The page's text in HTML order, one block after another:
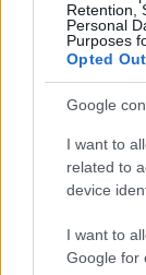
Retention,
Personal
Purposes
Opted Out
Google
I want to
related to
device
I want to
Google for